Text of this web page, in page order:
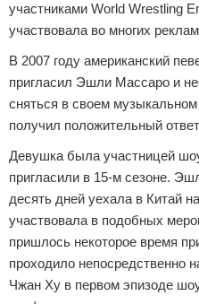
участниками World Wrestling
участвовала во многих
В 2007 году американский
пригласил Эшли Массаро и
сняться в своем
получил положительный
Девушка была участницей
пригласили в 15-м сезоне.
десять дней уехала в Китай
участвовала в подобных
пришлось некоторое время
проходило непосредственно
Чжан Ху в первом эпизоде